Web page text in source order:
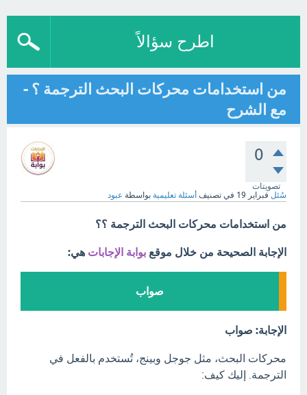
اطرح سؤالاً
من استخدامات محركات البحث الترجمة ؟ -
مع الشرح
0
تصويتات
سُئل فبراير 19 في تصنيف أسئلة تعليمية بواسطة عبود
من استخدامات محركات البحث الترجمة ؟؟
الإجابة الصحيحة من خلال موقع بوابة الإجابات هي:
صواب
الإجابة: صواب
محركات البحث، مثل جوجل وبينج، تُستخدم بالفعل في
الترجمة. إليك كيف: